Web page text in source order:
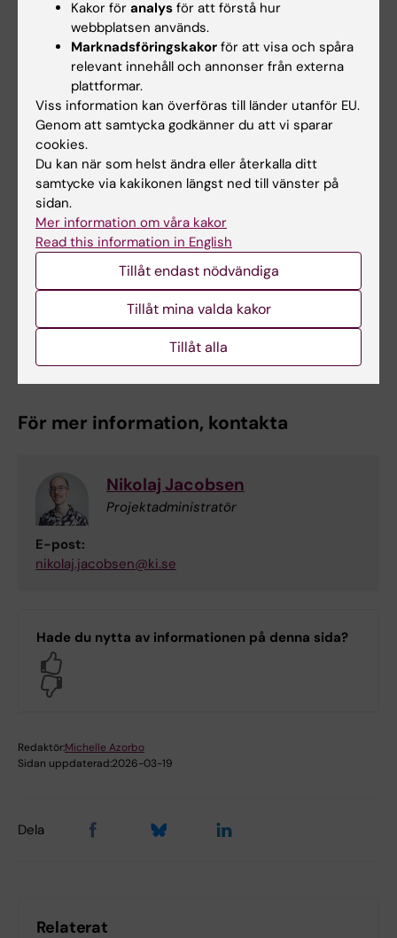
psykolog/psykoterapeut och är lärare och
forskare vid Centrum för psykiatriforskning vid
Karolinska Institutet.
Anmälan
I kurskatalogen nedan kan du söka efter
Specialistutbildning för psykologer i
vuxenpsykiatri
finns en öppen anmälan just nu är du varmt
välkommen att kontakta oss för att höra när
anmälan öppnar till nästa omgång.
Hitta utbildningen i kurskatalogen
För mer information, kontakta
Nikolaj Jacobsen
Projektadministratör
E-post:
nikolaj.jacobsen@ki.se
Hade du nytta av informationen på denna sida?
Redaktör:Michelle Azorbo
Sidan uppdaterad:2026-03-19
Dela
Relaterat
Kakor för analys för att förstå hur
webbplatsen används.
Marknadsföringskakor för att visa och spåra
relevant innehåll och annonser från externa
plattformar.
Viss information kan överföras till länder utanför EU.
Genom att samtycka godkänner du att vi sparar
cookies.
Du kan när som helst ändra eller återkalla ditt
samtycke via kakikonen längst ned till vänster på
sidan.
Mer information om våra kakor
Read this information in English
Tillåt endast nödvändiga
Tillåt mina valda kakor
Tillåt alla